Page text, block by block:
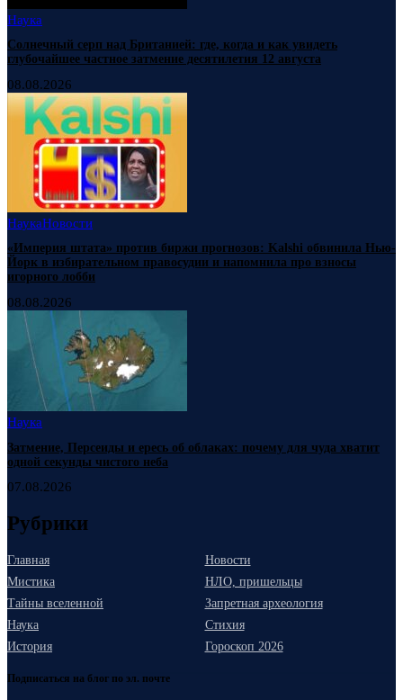
Наука
Солнечный серп над Британией: где, когда и как увидеть
глубочайшее частное затмение десятилетия 12 августа
08.08.2026
НаукаНовости
«Империя штата» против биржи прогнозов: Kalshi обвинила Нью-
Йорк в избирательном правосудии и напомнила про взносы
игорного лобби
08.08.2026
Наука
Затмение, Персеиды и ересь об облаках: почему для чуда хватит
одной секунды чистого неба
07.08.2026
Рубрики
Главная
Новости
Мистика
НЛО, пришельцы
Тайны вселенной
Запретная археология
Наука
Стихия
История
Гороскоп 2026
Подписаться на блог по эл. почте